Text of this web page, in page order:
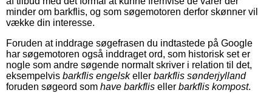
minder om barkflis, og som søgemotoren derfor skønner vil
vække din interesse.
Foruden at inddrage søgefrasen du indtastede på Google
har søgemotoren også inddraget ord, som historisk set er
nogle som andre søgende normalt skriver i relation til det,
eksempelvis barkflis engelskeller barkflis sønderjylland
foruden søgeord som have barkflis eller barkflis kompost.